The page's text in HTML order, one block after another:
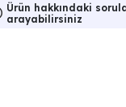
Ürün hakkındaki
arayabilirsiniz